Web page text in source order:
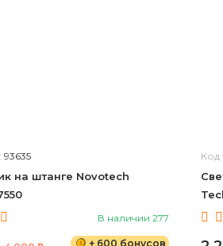
93635
на штанге Novotech
В наличии 277
+ 600 бонусов
Код